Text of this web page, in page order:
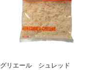
グリエール シュレッド